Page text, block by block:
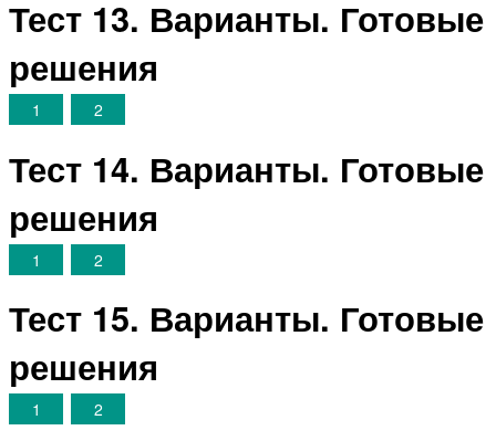
Тест 13. Варианты. Готовые
решения
1 2
Тест 14. Варианты. Готовые
решения
1 2
Тест 15. Варианты. Готовые
решения
1 2